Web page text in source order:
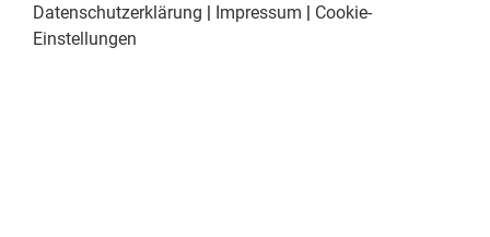
Datenschutzerklärung | Impressum | Cookie-
Einstellungen